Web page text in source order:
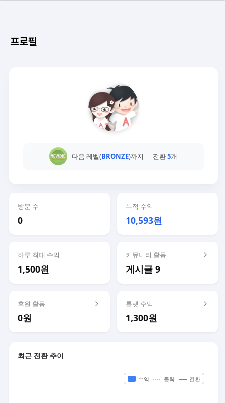
프로필
다음 레벨(BRONZE)까지 전환5개
방문 수
0
누적 수익
10,593원
하루 최대 수익
1,500원
커뮤니티 활동
게시글 9
후원 활동
0원
룰렛 수익
1,300원
최근 전환 추이